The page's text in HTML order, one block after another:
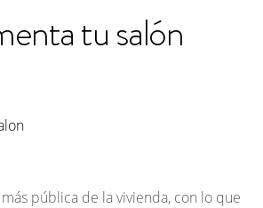
tu salón
más pública de la vivienda, con lo que